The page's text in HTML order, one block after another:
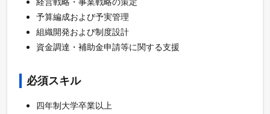
予算編成および予実管理
組織開発および制度設計
資金調達・補助金申請等に関する支援
必須スキル
四年制大学卒業以上